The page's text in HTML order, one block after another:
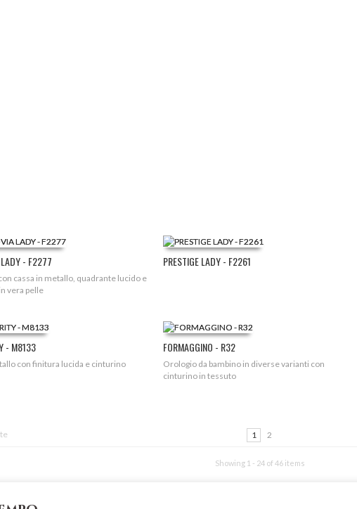
LADY - F2277
cassa in metallo, quadrante lucido e
vera pelle
PRESTIGE LADY - F2261
- M8133
con finitura lucida e cinturino
FORMAGGINO - R32
Orologio da bambino in diverse varianti con
cinturino in tessuto
1 2
Showing 1 - 24 of 46 items